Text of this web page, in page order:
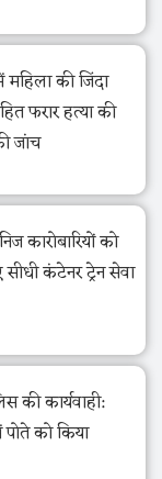
की जिंदा
फरार हत्या की
जांच
कारोबारियों को
कंटेनर ट्रेन सेवा
की कार्यवाही:
को किया